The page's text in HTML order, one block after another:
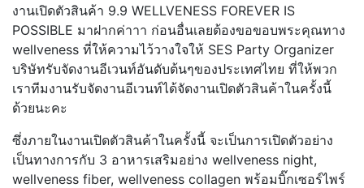
งานเปิดตัวสินค้า 9.9 WELLVENESS FOREVER IS
POSSIBLE มาฝากค่าาา ก่อนอื่นเลยต้องขอขอบพระคุณทาง
wellveness ที่ให้ความไว้วางใจให้ SES Party Organizer
บริษัทรับจัดงานอีเวนท์อันดับต้นๆของประเทศไทย ที่ให้พวก
เราทีมงานรับจัดงานอีเวนท์ได้จัดงานเปิดตัวสินค้าในครั้งนี้
ด้วยนะคะ
ซึ่งภายในงานเปิดตัวสินค้าในครั้งนี้ จะเป็นการเปิดตัวอย่าง
เป็นทางการกับ 3 อาหารเสริมอย่าง wellveness night,
wellveness fiber, wellveness collagen พร้อมบิ๊กเซอร์ไพร์